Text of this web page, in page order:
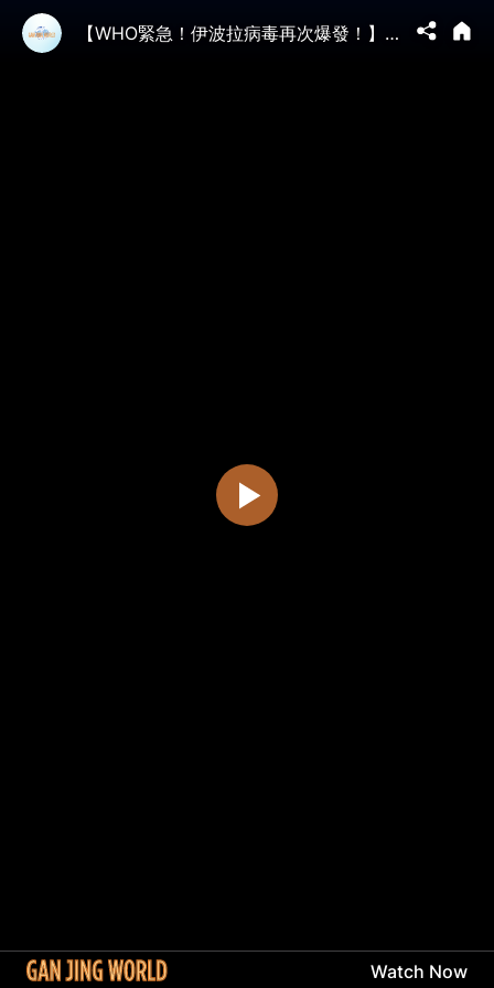
【WHO緊急！伊波拉病毒再次爆發！】出血癥 死亡率40% ⋯ 福奇長期搭檔走私美國被抓（05/17/26）#Ebola
Watch Now